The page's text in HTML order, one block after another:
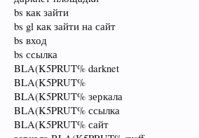
bs как зайти
bs gl как зайти на сайт
bs вход
bs ссылка
BLA(K5PRUT% darknet
BLA(K5PRUT%
BLA(K5PRUT% зеркала
BLA(K5PRUT% ссылка
BLA(K5PRUT% сайт